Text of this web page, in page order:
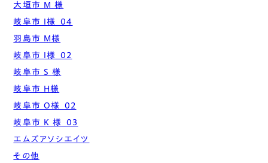
大垣市 M 様
岐阜市 I様_04
羽島市 M様
岐阜市 I様_02
岐阜市 S 様
岐阜市 H様
岐阜市 O様_02
岐阜市 K 様_03
エムズアソシエイツ
その他